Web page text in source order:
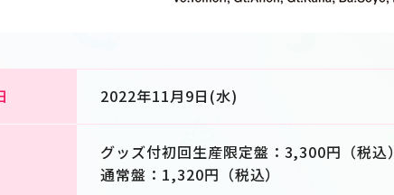
2022年11月9日(水)
グッズ付初回生産限定盤：3,300円（税込）
通常盤：1,320円（税込）